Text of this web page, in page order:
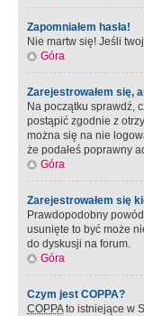
Zapomniałem hasła!
Nie martw się! Jeśli
Góra
Zarejestrowałem się,
Na początku sprawdź,
postąpić zgodnie z
można się na nie
że podałeś poprawny
Góra
Zarejestrowałem się
Prawdopodobny
usunięte to być może
do dyskusji na forum.
Góra
Czym jest COPPA?
COPPAto istniejące w